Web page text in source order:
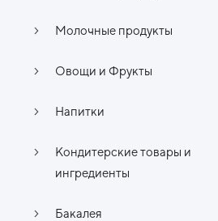
Молочные продукты
Овощи и Фрукты
Напитки
Кондитерские товары и
ингредиенты
Бакалея